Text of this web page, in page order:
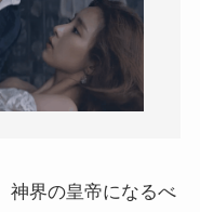
神界の皇帝になるべ